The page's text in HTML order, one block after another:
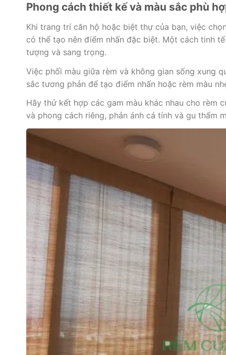
Phong cách thiết kế và màu sắc phù
Khi trang trí căn hộ hoặc biệt thự của bạn, việc
có thể tạo nên điểm nhấn đặc biệt. Một cách tinh
tượng và sang trọng.
Việc phối màu giữa rèm và không gian sống xung
sắc tương phản để tạo điểm nhấn hoặc rèm màu
Hãy thử kết hợp các gam màu khác nhau cho rèm
và phong cách riêng, phản ánh cá tính và gu thẩm